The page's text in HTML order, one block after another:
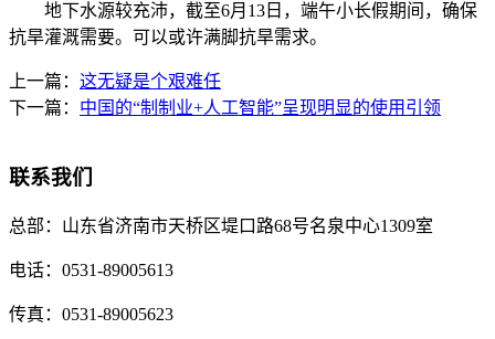
地下水源较充沛，截至6月13日，端午小长假期间，确保
抗旱灌溉需要。可以或许满脚抗旱需求。
上一篇： 这无疑是个艰难任
下一篇： 中国的“制制业+人工智能”呈现明显的使用引领
联系我们
总部： 山东省济南市天桥区堤口路68号名泉中心1309室
电话： 0531-89005613
传真： 0531-89005623